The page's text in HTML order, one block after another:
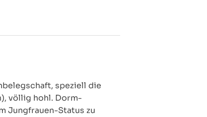
speziell die
völlig hohl. Dorm-
Jungfrauen-Status zu